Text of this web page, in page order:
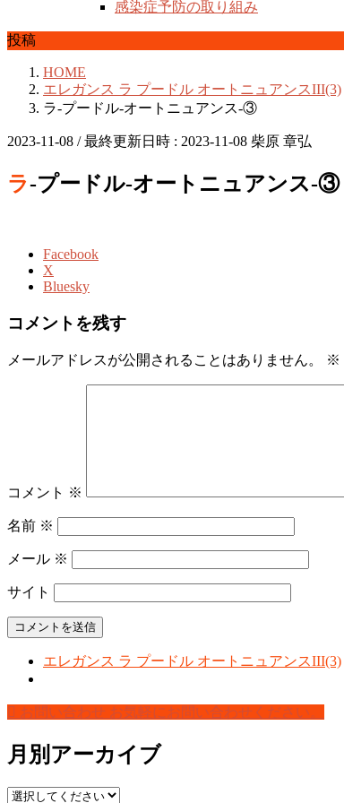
感染症予防の取り組み
投稿
HOME
エレガンス ラ プードル オートニュアンスIII(3)
ラ-プードル-オートニュアンス-③
2023-11-08 / 最終更新日時 : 2023-11-08 柴原 章弘
ラ-プードル-オートニュアンス-③
Facebook
X
Bluesky
コメントを残す
メールアドレスが公開されることはありません。 ※
コメント ※
名前 ※
メール ※
サイト
エレガンス ラ プードル オートニュアンスIII(3)
お問い合わせ お気軽にお問い合わせください。
月別アーカイブ